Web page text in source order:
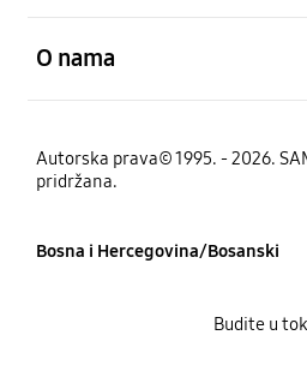
O nama
Autorska prava© 1995. - 2026.
pridržana.
Bosna i Hercegovina/Bosanski
Budite u